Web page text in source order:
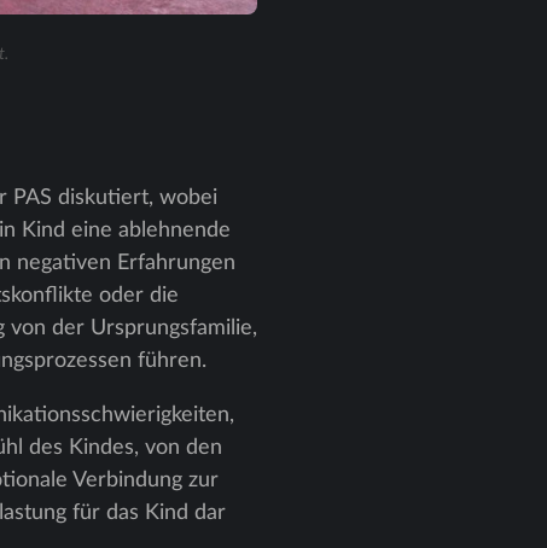
PAS diskutiert, wobei
Kind eine ablehnende
negativen Erfahrungen
oder die
von der Ursprungsfamilie,
führen.
des Kindes, von den
Verbindung zur
für das Kind dar